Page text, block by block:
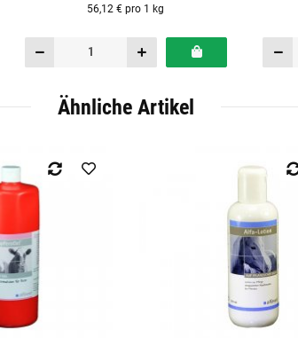
56,12 € pro 1 kg
Ähnliche Artikel